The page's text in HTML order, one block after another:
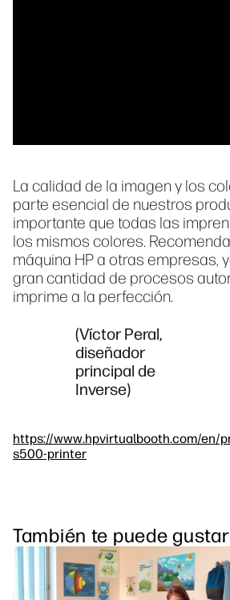
La calidad de la imagen y los
parte esencial de nuestros
importante que todas las
los mismos colores.
máquina HP a otras empresas,
gran cantidad de procesos
imprime a la perfección.
(Víctor Peral,
diseñador
principal de
Inverse)
https://www.hpvirtualbooth.com/en/
s500-printer
También te puede gustar